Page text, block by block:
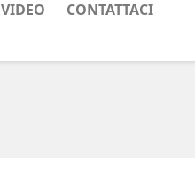
VIDEO CONTATTACI